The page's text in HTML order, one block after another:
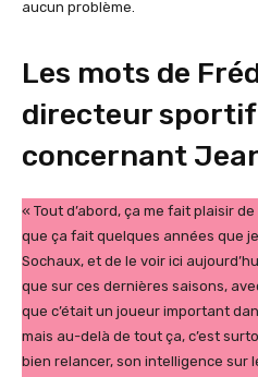
aucun problème.
Les mots de
directeur sportif
concernant
« Tout d’abord, ça me fait plaisir
que ça fait quelques années que
Sochaux, et de le voir ici
que sur ces dernières saisons,
que c’était un joueur important
mais au-delà de tout ça, c’est
bien relancer, son intelligence sur